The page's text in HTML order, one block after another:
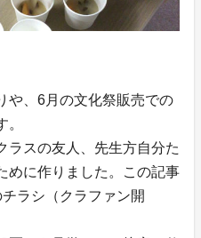
や、6月の文化祭販売での
ラスの友人、先生方自分た
めに作りました。この記事
ラシ（クラファン開